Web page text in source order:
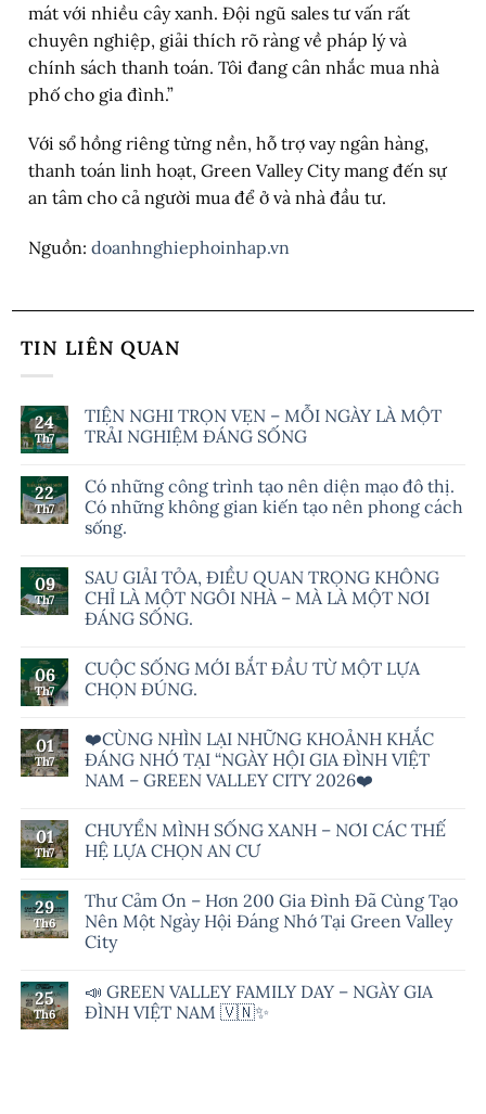
mát với nhiều cây xanh. Đội ngũ sales tư vấn rất
chuyên nghiệp, giải thích rõ ràng về pháp lý và
chính sách thanh toán. Tôi đang cân nhắc mua nhà
phố cho gia đình.”
Với sổ hồng riêng từng nền, hỗ trợ vay ngân hàng,
thanh toán linh hoạt, Green Valley City mang đến sự
an tâm cho cả người mua để ở và nhà đầu tư.
Nguồn:doanhnghiephoinhap.vn
TIN LIÊN QUAN
24
Th7
TIỆN NGHI TRỌN VẸN – MỖI NGÀY LÀ MỘT
TRẢI NGHIỆM ĐÁNG SỐNG
22
Th7
Có những công trình tạo nên diện mạo đô thị.
Có những không gian kiến tạo nên phong cách
sống.
09
Th7
SAU GIẢI TỎA, ĐIỀU QUAN TRỌNG KHÔNG
CHỈ LÀ MỘT NGÔI NHÀ – MÀ LÀ MỘT NƠI
ĐÁNG SỐNG.
06
Th7
CUỘC SỐNG MỚI BẮT ĐẦU TỪ MỘT LỰA
CHỌN ĐÚNG.
01
Th7
❤️CÙNG NHÌN LẠI NHỮNG KHOẢNH KHẮC
ĐÁNG NHỚ TẠI “NGÀY HỘI GIA ĐÌNH VIỆT
NAM – GREEN VALLEY CITY 2026❤️
01
Th7
CHUYỂN MÌNH SỐNG XANH – NƠI CÁC THẾ
HỆ LỰA CHỌN AN CƯ
29
Th6
Thư Cảm Ơn – Hơn 200 Gia Đình Đã Cùng Tạo
Nên Một Ngày Hội Đáng Nhớ Tại Green Valley
City
25
Th6
📣 GREEN VALLEY FAMILY DAY – NGÀY GIA
ĐÌNH VIỆT NAM 🇻🇳✨